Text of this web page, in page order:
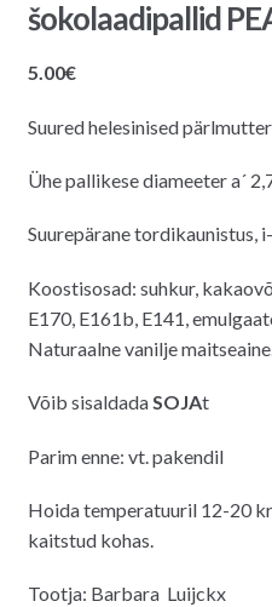
šokolaadipallid
5.00€
Suured helesinised
Ühe pallikese diameeter a´
Suurepärane tordikaunistus,
Koostisosad: suhkur,
E170, E161b, E141,
Naturaalne vanilje maitseaine.
Võib sisaldadaSOJAt
Parim enne: vt. pakendil
Hoida temperatuuril 12-20
kaitstud kohas.
Tootja: Barbara Luijckx